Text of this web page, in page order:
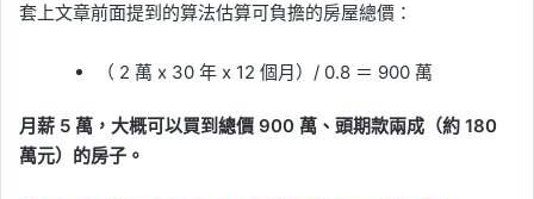
套上文章前面提到的算法估算可負擔的房屋總價：
（ 2 萬 x 30 年 x 12 個月）/ 0.8 ＝ 900 萬
月薪 5 萬，大概可以買到總價 900 萬、頭期款兩成（約 180
萬元）的房子。